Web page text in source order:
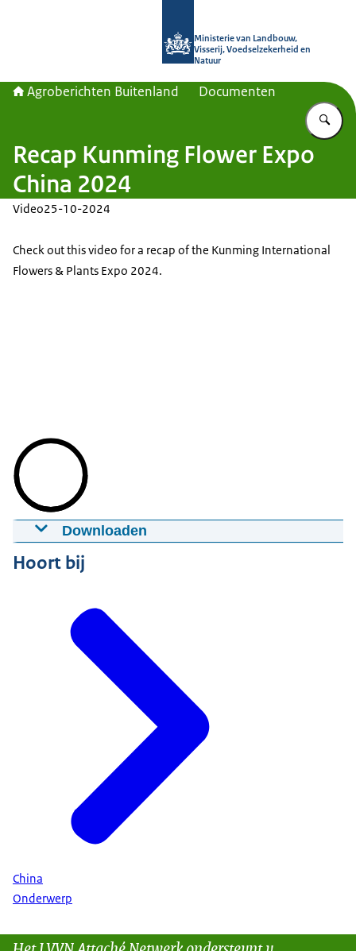
Ministerie van Landbouw,
Visserij, Voedselzekerheid en
Natuur
Agroberichten Buitenland Documenten
Recap Kunming Flower Expo
China 2024
Video25-10-2024
Check out this video for a recap of the Kunming International
Flowers & Plants Expo 2024.
Downloaden
Recap Kunming Flower Expo China 2024
25-10-2024
Hoort bij
China
Onderwerp